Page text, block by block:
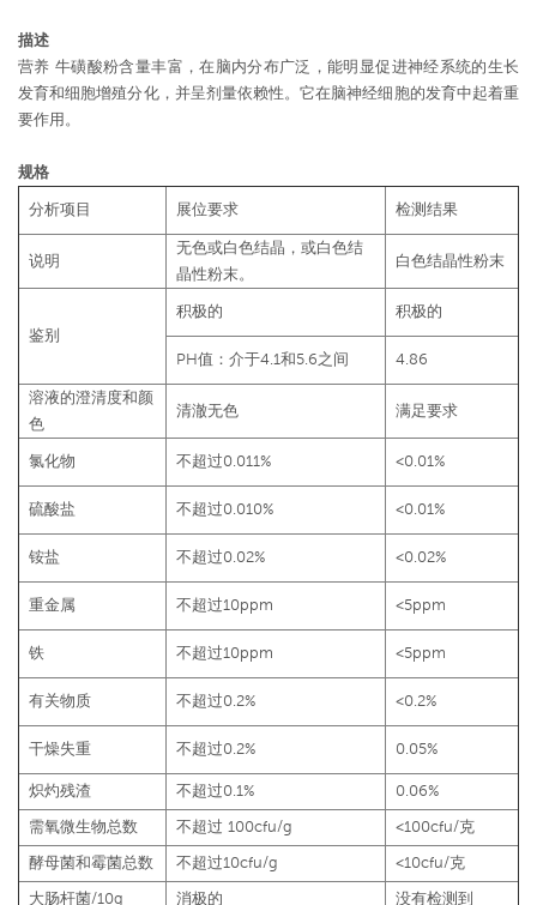
描述
营养 牛磺酸粉含量丰富，在脑内分布广泛，能明显促进神经系统的生长
发育和细胞增殖分化，并呈剂量依赖性。它在脑神经细胞的发育中起着重
要作用。
规格
分析项目 展位要求 检测结果
说明
无色或白色结晶，或白色结
晶性粉末。
白色结晶性粉末
鉴别
积极的 积极的
PH值：介于4.1和5.6之间 4.86
溶液的澄清度和颜
色
清澈无色 满足要求
氯化物 不超过0.011% <0.01%
硫酸盐 不超过0.010% <0.01%
铵盐 不超过0.02% <0.02%
重金属 不超过10ppm <5ppm
铁 不超过10ppm <5ppm
有关物质 不超过0.2% <0.2%
干燥失重 不超过0.2% 0.05%
炽灼残渣 不超过0.1%
0.06%
需氧微生物总数
不超过 100cfu/g
<100cfu/克
酵母菌和霉菌总数
不超过10cfu/g
<10cfu/克
大肠杆菌/10g
消极的 没有检测到